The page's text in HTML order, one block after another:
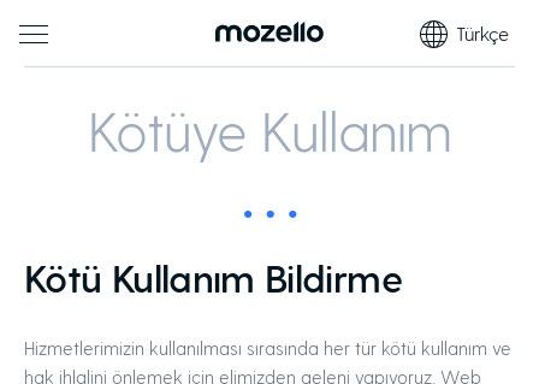
Türkçe
Kötüye Kullanım
Kötü Kullanım Bildirme
Hizmetlerimizin kullanılması sırasında her tür kötü kullanım ve
hak ihlalini önlemek için elimizden geleni yapıyoruz. Web